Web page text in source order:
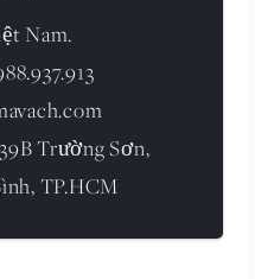
Nam.
Trường Sơn,
TP.HCM